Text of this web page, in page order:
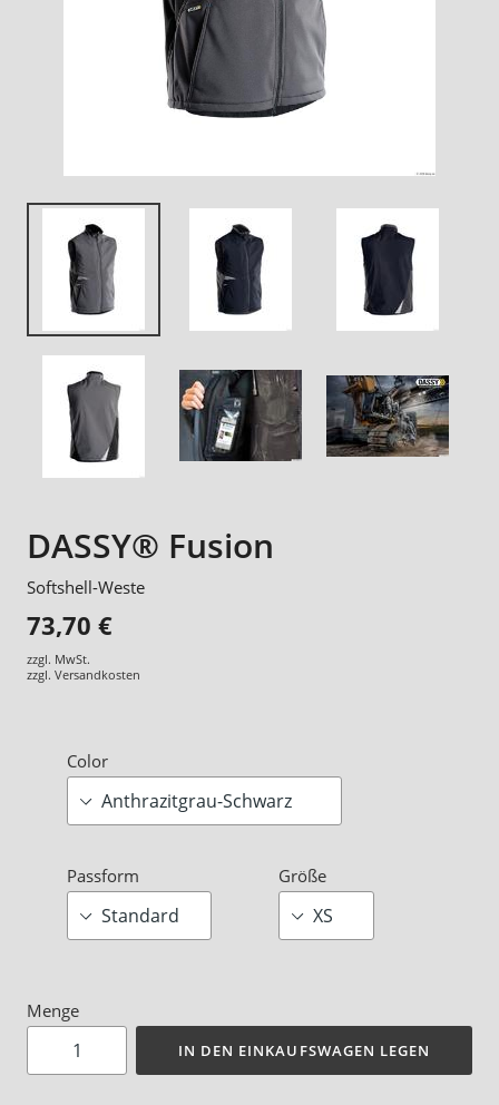
DASSY® Fusion
Softshell-Weste
73,70 €
zzgl. MwSt.
zzgl. Versandkosten
Color
Passform Größe
Menge
IN DEN EINKAUFSWAGEN LEGEN